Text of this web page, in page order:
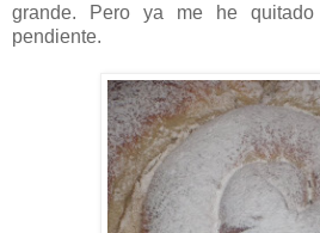
grande. Pero ya me he
pendiente.